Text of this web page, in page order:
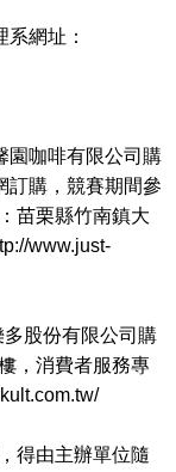
網址：
園咖啡有限公司購
訂購，競賽期間參
苗栗縣竹南鎮大
www.just-
股份有限公司購
，消費者服務專
得由主辦單位隨